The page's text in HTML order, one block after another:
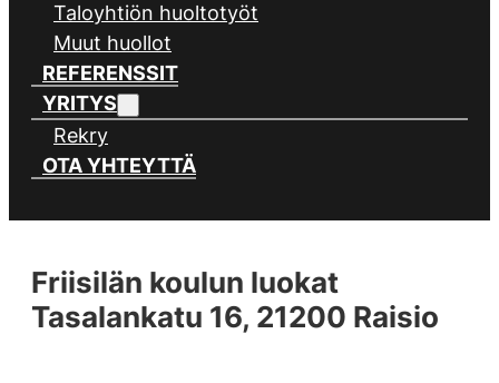
Taloyhtiön huoltotyöt
Muut huollot
REFERENSSIT
YRITYS
Rekry
OTA YHTEYTTÄ
Friisilän koulun luokat
Tasalankatu 16, 21200 Raisio